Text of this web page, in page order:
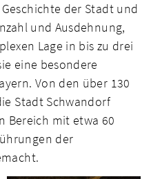
der Stadt und
und Ausdehnung,
Lage in bis zu drei
eine besondere
Von den über 130
Stadt Schwandorf
Bereich mit etwa 60
der